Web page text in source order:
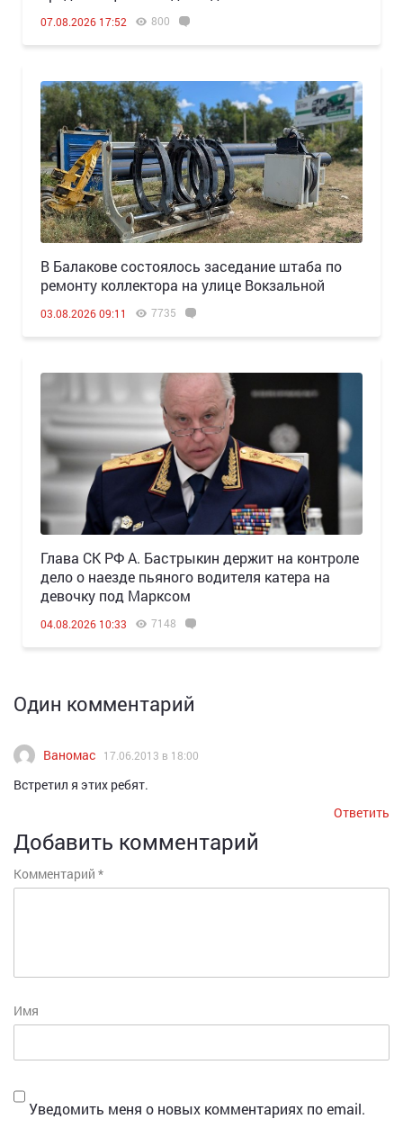
07.08.2026 17:52 800
В Балакове состоялось заседание штаба по
ремонту коллектора на улице Вокзальной
03.08.2026 09:11 7735
Глава СК РФ А. Бастрыкин держит на контроле
дело о наезде пьяного водителя катера на
девочку под Марксом
04.08.2026 10:33 7148
Один комментарий
Ваномас 17.06.2013 в 18:00
Встретил я этих ребят.
Ответить
Добавить комментарий
Комментарий *
Имя
Уведомить меня о новых комментариях по email.